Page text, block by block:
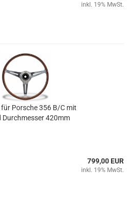
inkl. 19% MwSt.
Porsche 356 B/C mit
Durchmesser 420mm
799,00 EUR
inkl. 19% MwSt.